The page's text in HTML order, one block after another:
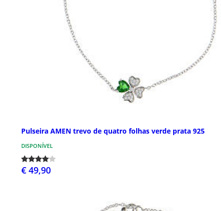
Pulseira AMEN trevo de quatro folhas verde prata 925
DISPONÍVEL
€ 49,90